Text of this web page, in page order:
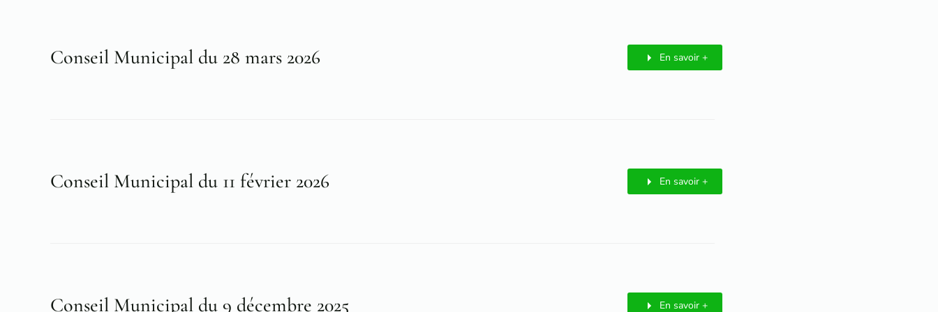
Conseil Municipal du 28 mars 2026 En savoir +
Conseil Municipal du 11 février 2026 En savoir +
Conseil Municipal du 9 décembre 2025 En savoir +